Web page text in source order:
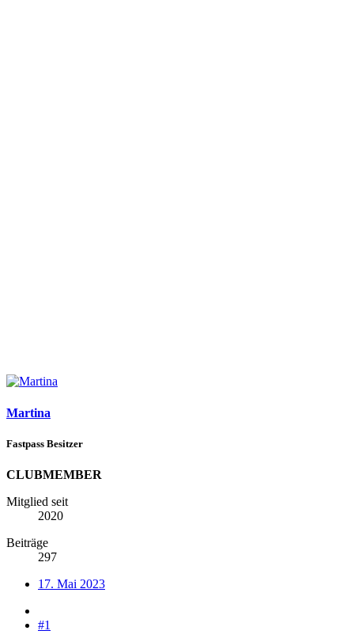
Martina
Fastpass Besitzer
CLUBMEMBER
Mitglied seit
2020
Beiträge
297
17. Mai 2023
#1